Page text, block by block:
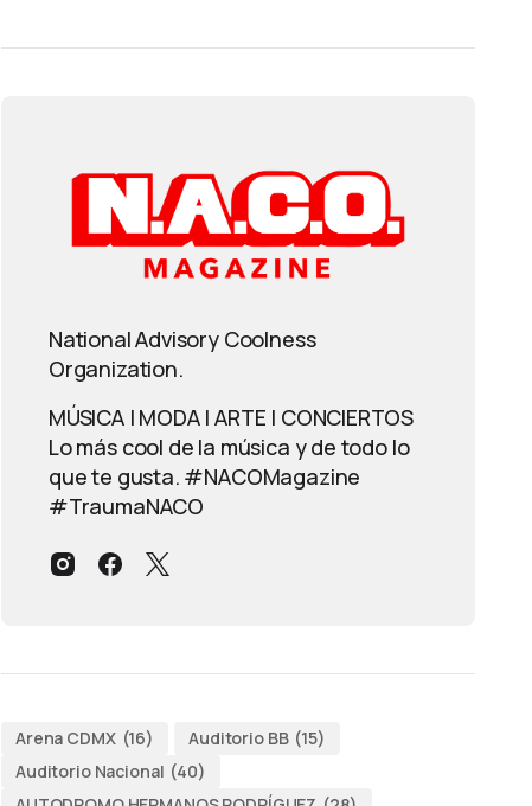
National Advisory Coolness
Organization.
MÚSICA | MODA | ARTE | CONCIERTOS
Lo más cool de la música y de todo lo
que te gusta. #NACOMagazine
#TraumaNACO
Arena CDMX (16) Auditorio BB (15)
Auditorio Nacional (40)